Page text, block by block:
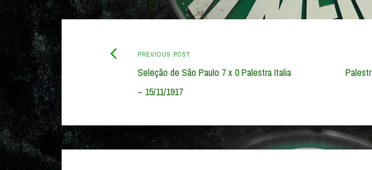
Post
navigation
PREVIOUS POSTPrevious
post:
Seleção de São Paulo 7 x 0 Palestra Italia
– 15/11/1917